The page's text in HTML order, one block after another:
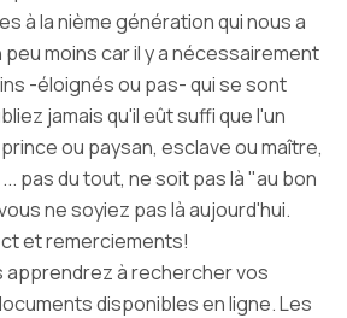
à la nième génération qui nous a
moins car il y a nécessairement
-éloignés ou pas- qui se sont
jamais qu'il eût suffi que l'un
ou paysan, esclave ou maître,
pas du tout, ne soit pas là "au bon
ne soyiez pas là aujourd'hui.
et remerciements!
apprendrez à rechercher vos
disponibles en ligne. Les